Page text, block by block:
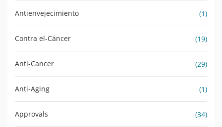
Antienvejecimiento (1)
Contra el-Cáncer (19)
Anti-Cancer (29)
Anti-Aging (1)
Approvals (34)